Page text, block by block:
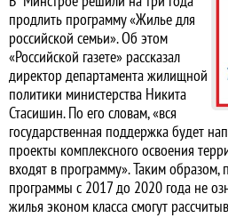
продлить программу «Жилье для
российской семьи». Об этом
«Российской газете» рассказал
директор департамента жилищной
политики министерства Никита
Стасишин. По его словам, «вся
государственная поддержка будет
проекты комплексного освоения
входят в программу». Таким образом,
программы с 2017 до 2020 года не
жилья эконом класса смогут